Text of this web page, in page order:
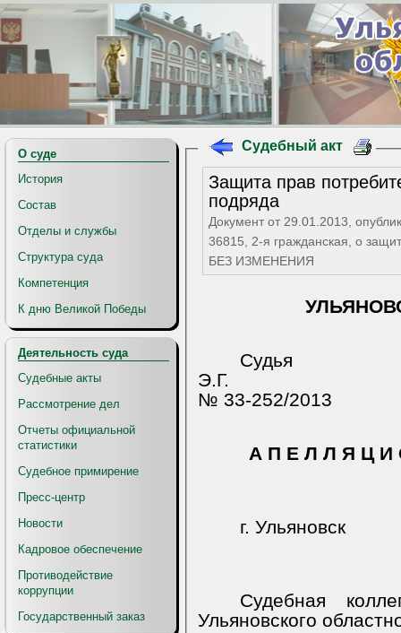
О суде
История
Состав
Отделы и службы
Структура суда
Компетенция
К дню Великой Победы
Деятельность суда
Судебные акты
Рассмотрение дел
Отчеты официальной
статистики
Судебное примирение
Пресс-центр
Новости
Кадровое обеспечение
Противодействие
коррупции
Государственный заказ
Судебный акт
Защита прав
подряда
Документ от 29.01.2013,
36815, 2-я гражданская, о
БЕЗ ИЗМЕНЕНИЯ
Э.Г.
№ 33-252/2013
А П Е Л Л Я Ц И
г. Ульяновск
Судебная
Ульяновского